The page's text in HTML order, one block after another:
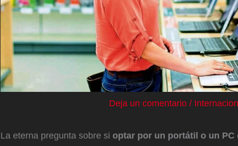
Deja un comentario /
La eterna pregunta sobre si optar por un portátil o un PC